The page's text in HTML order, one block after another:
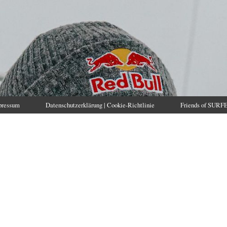
Datenschutzerklärung | Cookie-Richtlinie Friends of